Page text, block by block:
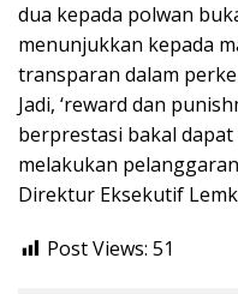
dua kepada polwan
menunjukkan kepada
transparan dalam
Jadi, ‘reward dan
berprestasi bakal
melakukan
Direktur Eksekutif
Post Views: 51